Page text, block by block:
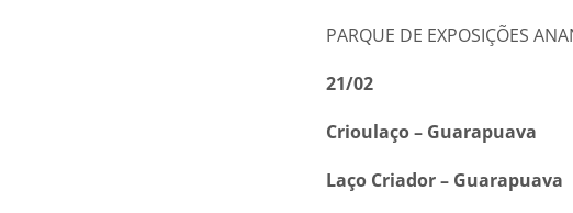
PARQUE DE EXPOSIÇÕES
21/02
Crioulaço – Guarapuava
Laço Criador – Guarapuava